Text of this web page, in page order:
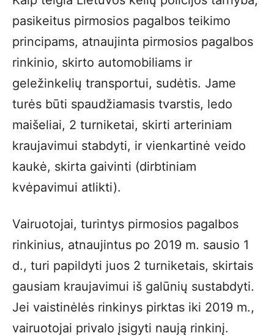
pasikeitus pirmosios pagalbos teikimo
principams, atnaujinta pirmosios pagalbos
rinkinio, skirto automobiliams ir
geležinkelių transportui, sudėtis. Jame
turės būti spaudžiamasis tvarstis, ledo
maišeliai, 2 turniketai, skirti arteriniam
kraujavimui stabdyti, ir vienkartinė veido
kaukė, skirta gaivinti (dirbtiniam
kvėpavimui atlikti).
Vairuotojai, turintys pirmosios pagalbos
rinkinius, atnaujintus po 2019 m. sausio 1
d., turi papildyti juos 2 turniketais, skirtais
gausiam kraujavimui iš galūnių sustabdyti.
Jei vaistinėlės rinkinys pirktas iki 2019 m.,
vairuotojai privalo įsigyti naują rinkinį.